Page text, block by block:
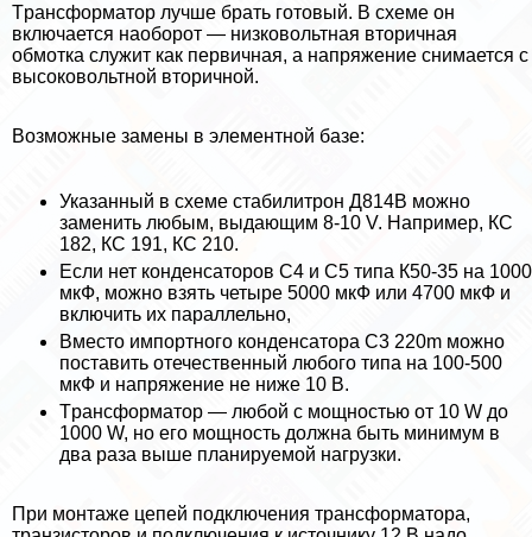
Tрaнcформатор лучше брать готовый. В схеме он
включается наоборот — низковольтная вторичная
обмотка служит как первичная, а напряжение снимается с
высоковольтной вторичной.
Возможные замены в элементной базе:
Указанный в схеме стабилитрон Д814В можно
заменить любым, выдающим 8-10 V. Например, КС
182, КС 191, КС 210.
Если нет конденсаторов C4 и C5 типа К50-35 на 1000
мкФ, можно взять четыре 5000 мкФ или 4700 мкФ и
включить их параллельно,
Вместо импортного конденсатора C3 220m можно
поставить отечественный любого типа на 100-500
мкФ и напряжение не ниже 10 В.
Tрaнcформатор — любой с мощностью от 10 W до
1000 W, но его мощность должна быть минимум в
два раза выше планируемой нагрузки.
При монтаже цепей подключения трaнcформатора,